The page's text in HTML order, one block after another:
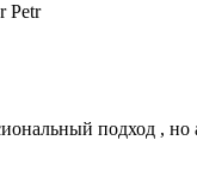
Petr
подход , но